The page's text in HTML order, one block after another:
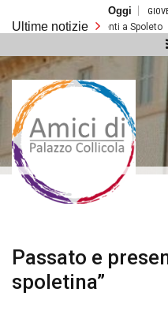
contenuto
Oggi
Ultime notizie
Prossimi eventi a Spoleto
Passato e
spoletina”